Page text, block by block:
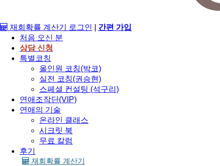
재회확률 계산기 로그인
간편 가입
처음 오신 분
상담 신청
특별코칭
올인원 코칭(박코)
실전 코칭(권승현)
스페셜 컨설팅 (석구리)
연애조작단(VIP)
연애의 기술
온라인 클래스
시크릿 북
무료 칼럼
후기
재회확률 계산기